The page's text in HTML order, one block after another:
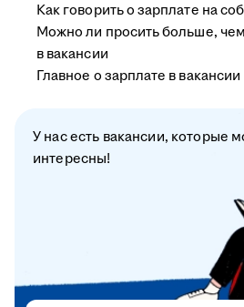
Как говорить о зарплате на
Можно ли просить больше,
в вакансии
Главное о зарплате в вакансии
У нас есть вакансии, которые
интересны!